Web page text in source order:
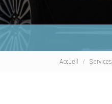
Accueil